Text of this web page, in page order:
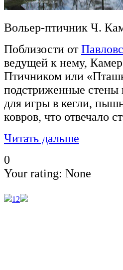
Вольер-птичник Ч.
Поблизости от
ведущей к нему,
Птичником или
подстриженные стены
для игры в кегли,
ковров, что отвечало
Читать дальше
0
Your rating: None
1 2